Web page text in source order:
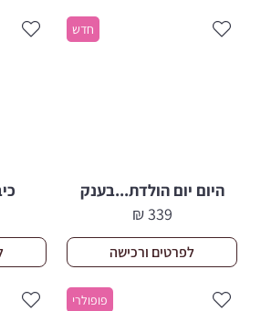
חדש
היום יום הולדת...בענק
339
₪
לפרטים ורכישה
פופולרי